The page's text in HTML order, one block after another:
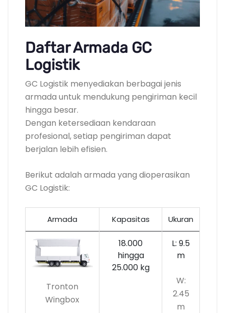
Daftar Armada GC
Logistik
GC Logistik menyediakan berbagai jenis
armada untuk mendukung pengiriman kecil
hingga besar.
Dengan ketersediaan kendaraan
profesional, setiap pengiriman dapat
berjalan lebih efisien.
Berikut adalah armada yang dioperasikan
GC Logistik:
Armada Kapasitas Ukuran
Tronton
Wingbox
18.000
hingga
25.000 kg
L: 9.5
m
W:
2.45
m